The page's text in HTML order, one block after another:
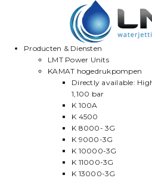
Producten & Diensten
LMT Power Units
KAMAT hogedrukpompen
Directly available:
1,100 bar
K 100A
K 4500
K 8000- 3G
K 9000-3G
K 10000-3G
K 11000-3G
K 13000-3G